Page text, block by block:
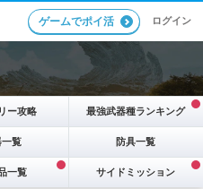
ゲームでポイ活 ログイン
ー攻略 最強武器種ランキング
一覧 防具一覧
一覧 サイドミッション